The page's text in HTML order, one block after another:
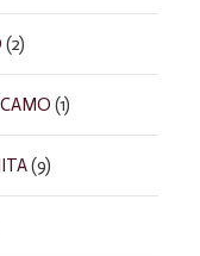
(2)
(1)
(9)